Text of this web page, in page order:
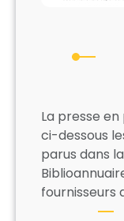
La presse
ci-dessous
parus dans
fournisseurs